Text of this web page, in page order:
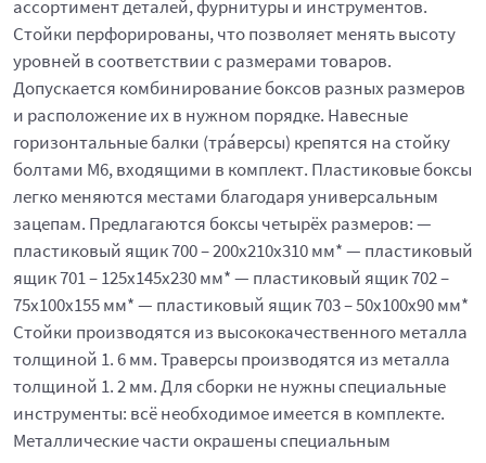
ассортимент деталей, фурнитуры и инструментов.
Стойки перфорированы, что позволяет менять высоту
уровней в соответствии с размерами товаров.
Допускается комбинирование боксов разных размеров
и расположение их в нужном порядке. Навесные
горизонтальные балки (тра́версы) крепятся на стойку
болтами М6, входящими в комплект. Пластиковые боксы
легко меняются местами благодаря универсальным
зацепам. Предлагаются боксы четырёх размеров: —
пластиковый ящик 700 – 200x210x310 мм* — пластиковый
ящик 701 – 125x145x230 мм* — пластиковый ящик 702 –
75x100x155 мм* — пластиковый ящик 703 – 50x100x90 мм*
Стойки производятся из высококачественного металла
толщиной 1. 6 мм. Траверсы производятся из металла
толщиной 1. 2 мм. Для сборки не нужны специальные
инструменты: всё необходимое имеется в комплекте.
Металлические части окрашены специальным